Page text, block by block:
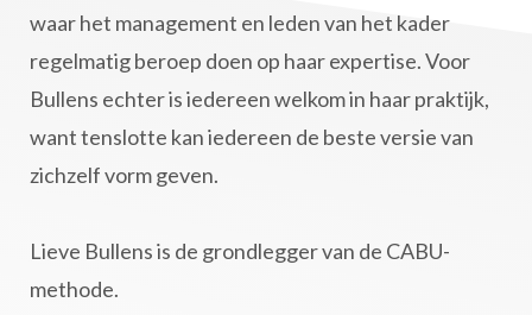
waar het management en leden van het kader
regelmatig beroep doen op haar expertise. Voor
Bullens echter is iedereen welkom in haar praktijk,
want tenslotte kan iedereen de beste versie van
zichzelf vorm geven.
Lieve Bullens is de grondlegger van de CABU-
methode.